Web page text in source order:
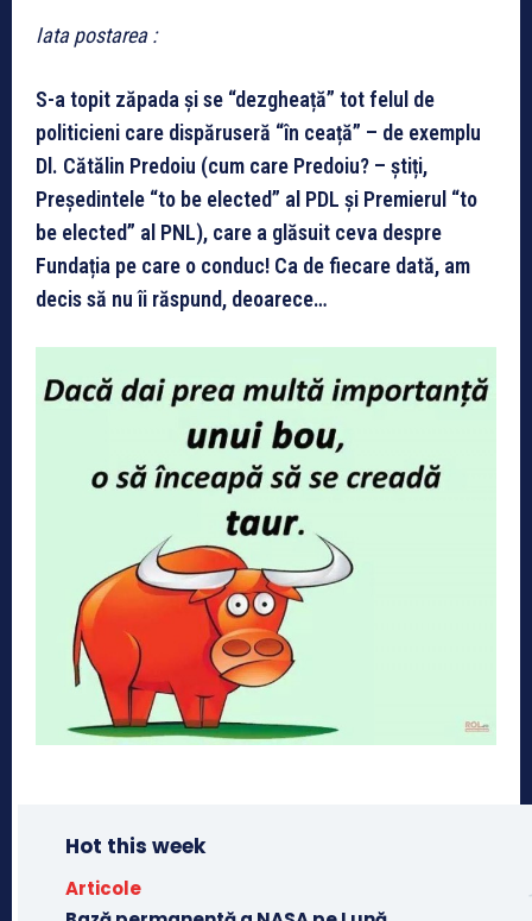
Iata postarea :
S-a topit zăpada și se “dezgheață” tot felul de
politicieni care dispăruseră “în ceață” – de exemplu
Dl. Cătălin Predoiu (cum care Predoiu? – știți,
Președintele “to be elected” al PDL și Premierul “to
be elected” al PNL), care a glăsuit ceva despre
Fundația pe care o conduc! Ca de fiecare dată, am
decis să nu îi răspund, deoarece…
Hot this week
Articole